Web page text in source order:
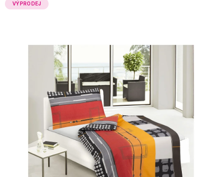
VÝPRODEJ
z
5
hvězdiček.